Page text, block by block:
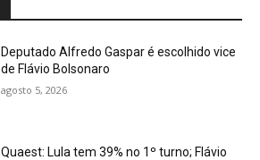
Deputado Alfredo Gaspar é escolhido vice
de Flávio Bolsonaro
agosto 5, 2026
Quaest: Lula tem 39% no 1º turno; Flávio